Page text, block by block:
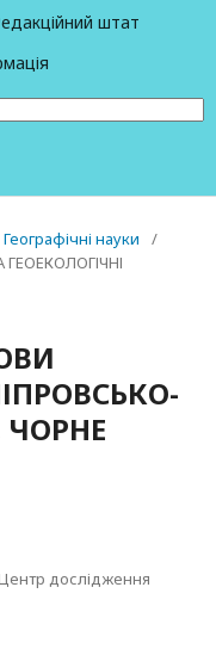
штат
науки
/
дослідження